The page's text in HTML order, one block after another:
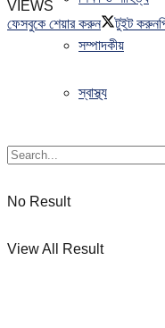
সম্পাদকীয়
স্বাস্থ্য
No Result
View All Result
VIEWS
ফেসবুকে শেয়ার করুন
টুইট করুন